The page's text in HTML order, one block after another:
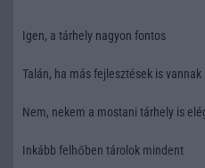
Igen, a tárhely nagyon fontos
Talán, ha más fejlesztések is vannak
Nem, nekem a mostani tárhely is
Inkább felhőben tárolok mindent